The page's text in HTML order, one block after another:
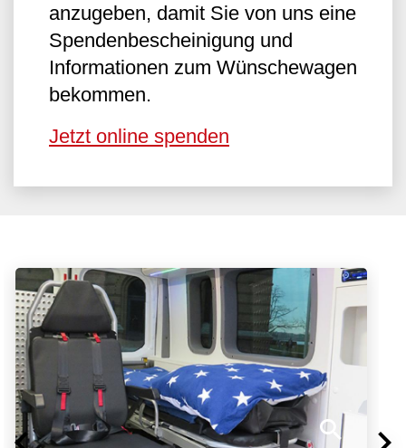
anzugeben, damit Sie von uns eine
Spendenbescheinigung und
Informationen zum Wünschewagen
bekommen.
Jetzt online spenden